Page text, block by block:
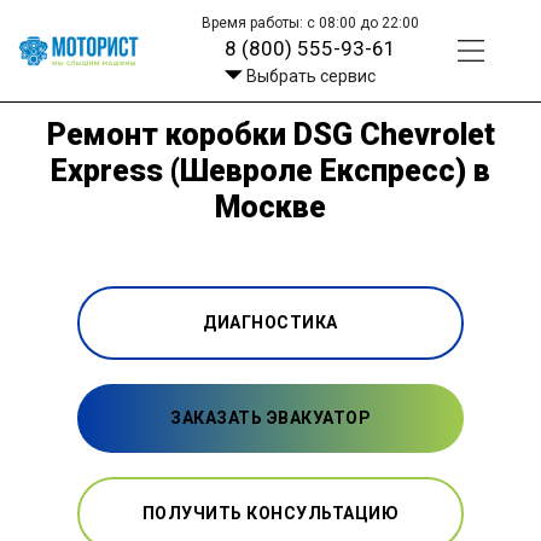
Время работы: с 08:00 до 22:00
8 (800) 555-93-61
Выбрать сервис
Ремонт коробки DSG Chevrolet
Express (Шевроле Експресс) в
Москве
ДИАГНОСТИКА
ЗАКАЗАТЬ ЭВАКУАТОР
ПОЛУЧИТЬ КОНСУЛЬТАЦИЮ